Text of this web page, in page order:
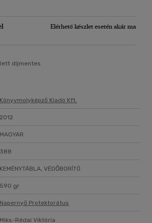
Elérhető készlet esetén akár ma
díjmentes
Könyvmolyképző Kiadó Kft.
2012
MAGYAR
388
KEMÉNYTÁBLA, VÉDŐBORÍTÓ
590 gr
Napernyő Protektorátus
Miks-Rédai Viktória